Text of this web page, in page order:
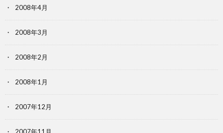
2008年4月
2008年3月
2008年2月
2008年1月
2007年12月